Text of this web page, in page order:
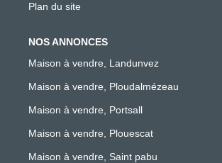
Plan du site
NOS ANNONCES
Maison à vendre, Landunvez
Maison à vendre, Ploudalmézeau
Maison à vendre, Portsall
Maison à vendre, Plouescat
Maison à vendre, Saint pabu